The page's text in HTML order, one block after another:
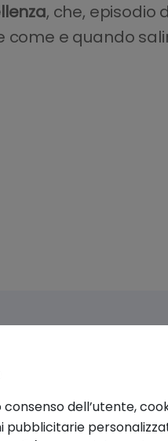
, che, episodio
come e quando
dell’utente,
pubblicitarie